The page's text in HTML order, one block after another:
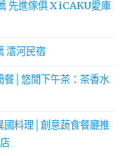
先進傢俱 X iCAKU愛庫
澐河民宿
│悠閒下午茶：茶香水
料理│創意蔬食餐廳推